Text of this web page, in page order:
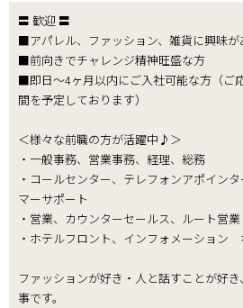
〓 歓迎 〓
■アパレル、ファッション、雑貨に興味が
■前向きでチャレンジ精神旺盛な方
■即日～4ヶ月以内にご入社可能な方（ご
間を予定しております）
＜様々な前職の方が活躍中♪＞
・一般事務、営業事務、経理、総務
・コールセンター、テレフォンアポイン
マーサポート
・営業、カウンターセールス、ルート営業
・ホテルフロント、インフォメーション
ファッションが好き・人と話すことが好
事です。